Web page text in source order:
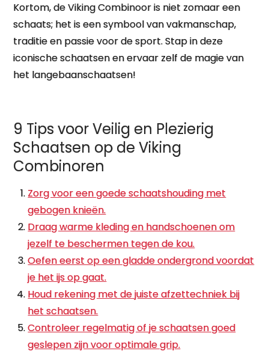
Kortom, de Viking Combinoor is niet zomaar een
schaats; het is een symbool van vakmanschap,
traditie en passie voor de sport. Stap in deze
iconische schaatsen en ervaar zelf de magie van
het langebaanschaatsen!
9 Tips voor Veilig en Plezierig
Schaatsen op de Viking
Combinoren
Zorg voor een goede schaatshouding met
gebogen knieën.
Draag warme kleding en handschoenen om
jezelf te beschermen tegen de kou.
Oefen eerst op een gladde ondergrond voordat
je het ijs op gaat.
Houd rekening met de juiste afzettechniek bij
het schaatsen.
Controleer regelmatig of je schaatsen goed
geslepen zijn voor optimale grip.